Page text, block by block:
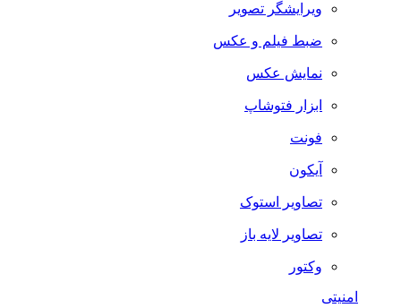
ویرایشگر تصویر
ضبط فيلم و عكس
نمایش عکس
ابزار فتوشاپ
فونت
آیکون
تصاویر استوک
تصاویر لایه باز
وکتور
امنیتی